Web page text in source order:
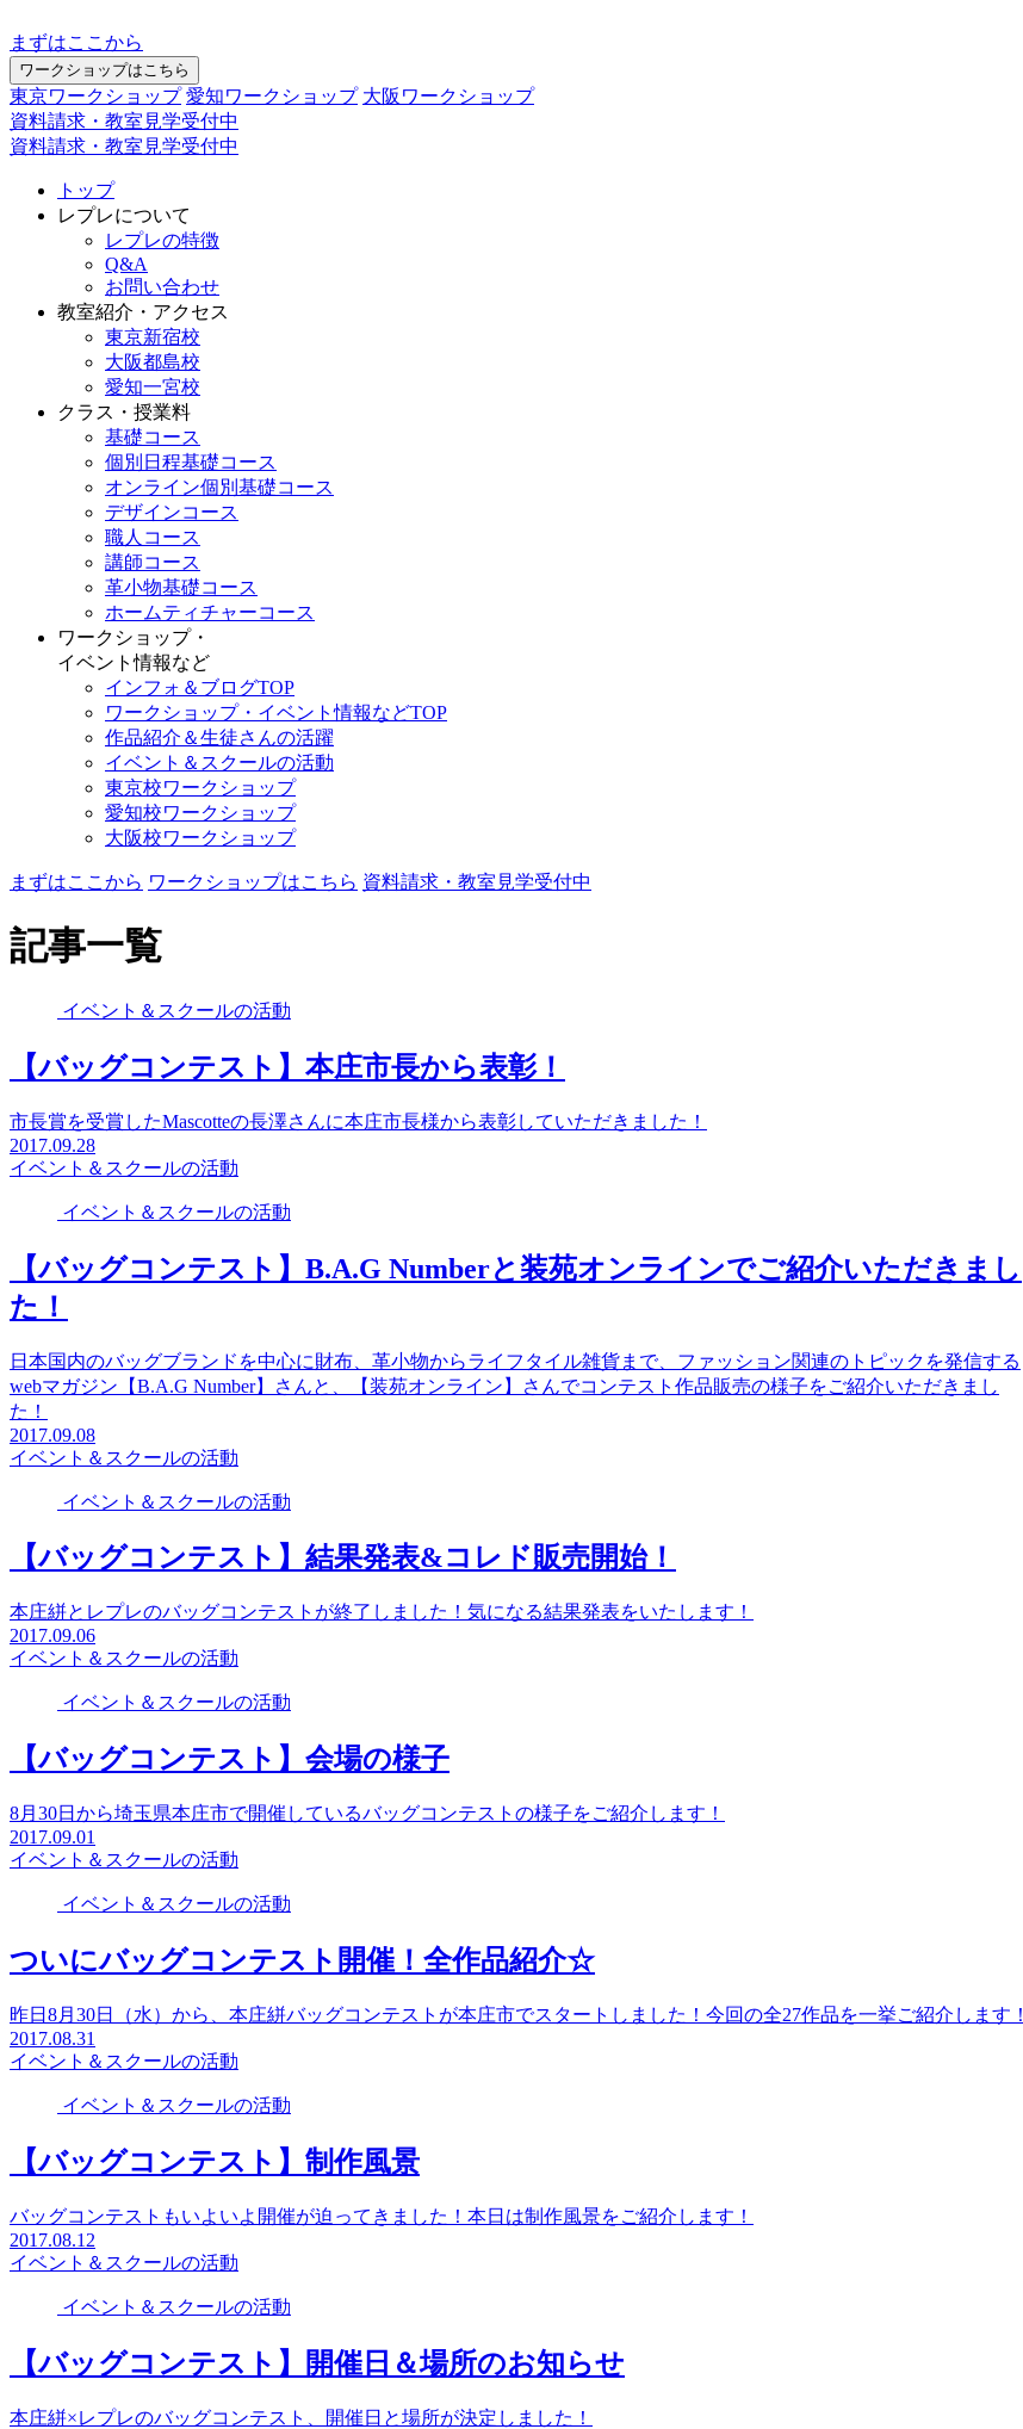
まずはここから
ワークショップはこちら
東京ワークショップ 愛知ワークショップ 大阪ワークショップ
資料請求・教室見学受付中
資料請求・教室見学受付中
トップ
レプレについて
レプレの特徴
Q&A
お問い合わせ
教室紹介・アクセス
東京新宿校
大阪都島校
愛知一宮校
クラス・授業料
基礎コース
個別日程基礎コース
オンライン個別基礎コース
デザインコース
職人コース
講師コース
革小物基礎コース
ホームティチャーコース
ワークショップ・
イベント情報など
インフォ＆ブログTOP
ワークショップ・イベント情報などTOP
作品紹介＆生徒さんの活躍
イベント＆スクールの活動
東京校ワークショップ
愛知校ワークショップ
大阪校ワークショップ
まずはここから ワークショップはこちら 資料請求・教室見学受付中
記事一覧
イベント＆スクールの活動
【バッグコンテスト】本庄市長から表彰！
市長賞を受賞したMascotteの長澤さんに本庄市長様から表彰していただきました！
2017.09.28
イベント＆スクールの活動
イベント＆スクールの活動
【バッグコンテスト】B.A.G Numberと装苑オンラインでご紹介いただきまし
た！
日本国内のバッグブランドを中心に財布、革小物からライフタイル雑貨まで、ファッション関連のトピックを発信する
webマガジン【B.A.G Number】さんと、【装苑オンライン】さんでコンテスト作品販売の様子をご紹介いただきまし
た！
2017.09.08
イベント＆スクールの活動
イベント＆スクールの活動
【バッグコンテスト】結果発表&コレド販売開始！
本庄絣とレプレのバッグコンテストが終了しました！気になる結果発表をいたします！
2017.09.06
イベント＆スクールの活動
イベント＆スクールの活動
【バッグコンテスト】会場の様子
8月30日から埼玉県本庄市で開催しているバッグコンテストの様子をご紹介します！
2017.09.01
イベント＆スクールの活動
イベント＆スクールの活動
ついにバッグコンテスト開催！全作品紹介☆
昨日8月30日（水）から、本庄絣バッグコンテストが本庄市でスタートしました！今回の全27作品を一挙ご紹介します！
2017.08.31
イベント＆スクールの活動
イベント＆スクールの活動
【バッグコンテスト】制作風景
バッグコンテストもいよいよ開催が迫ってきました！本日は制作風景をご紹介します！
2017.08.12
イベント＆スクールの活動
イベント＆スクールの活動
【バッグコンテスト】開催日＆場所のお知らせ
本庄絣×レプレのバッグコンテスト、開催日と場所が決定しました！